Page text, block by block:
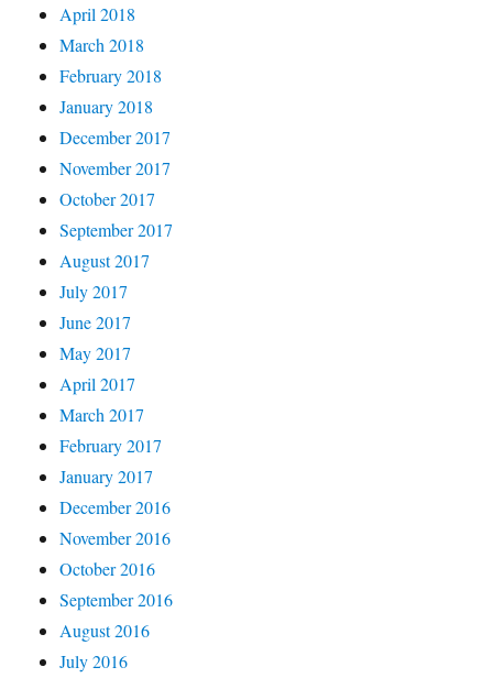
April 2018
March 2018
February 2018
January 2018
December 2017
November 2017
October 2017
September 2017
August 2017
July 2017
June 2017
May 2017
April 2017
March 2017
February 2017
January 2017
December 2016
November 2016
October 2016
September 2016
August 2016
July 2016